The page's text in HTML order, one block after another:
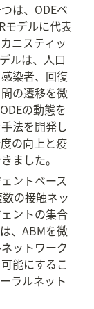
は、ODEベ
モデルに代表
ニスティッ
ルは、人口
染者、回復
の遷移を微
の動態を
法を開発し
の向上と疫
ました。
ントベース
の接触ネッ
ントの集合
、ABMを微
ットワーク
能にするこ
ラルネット